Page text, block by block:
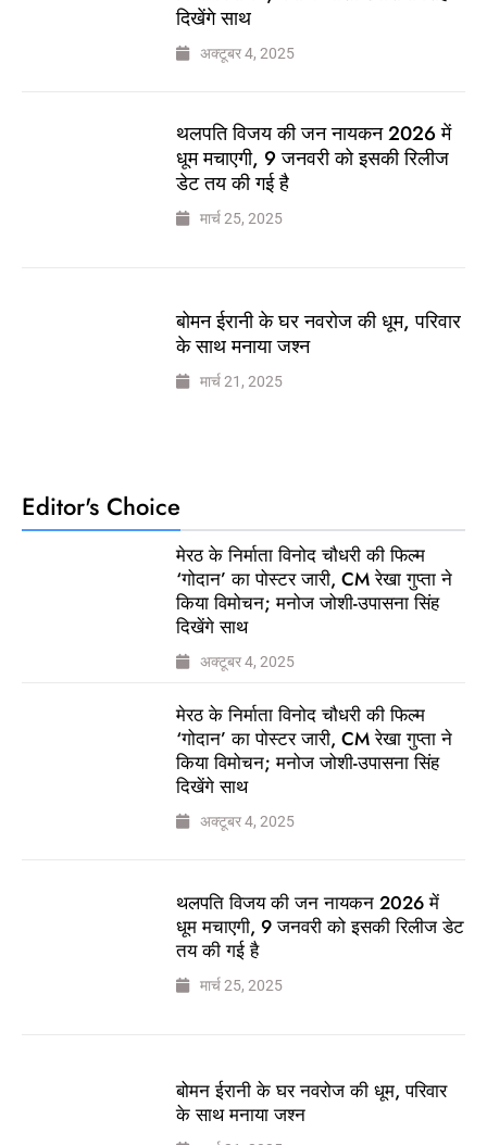
दिखेंगे साथ
अक्टूबर 4, 2025
थलपति विजय की जन नायकन 2026 में
धूम मचाएगी, 9 जनवरी को इसकी रिलीज
डेट तय की गई है
मार्च 25, 2025
बोमन ईरानी के घर नवरोज की धूम, परिवार
के साथ मनाया जश्न
मार्च 21, 2025
Editor's Choice
मेरठ के निर्माता विनोद चौधरी की फिल्म
‘गोदान’ का पोस्टर जारी, CM रेखा गुप्ता ने
किया विमोचन; मनोज जोशी-उपासना सिंह
दिखेंगे साथ
अक्टूबर 4, 2025
मेरठ के निर्माता विनोद चौधरी की फिल्म
‘गोदान’ का पोस्टर जारी, CM रेखा गुप्ता ने
किया विमोचन; मनोज जोशी-उपासना सिंह
दिखेंगे साथ
अक्टूबर 4, 2025
थलपति विजय की जन नायकन 2026 में
धूम मचाएगी, 9 जनवरी को इसकी रिलीज डेट
तय की गई है
मार्च 25, 2025
बोमन ईरानी के घर नवरोज की धूम, परिवार
के साथ मनाया जश्न